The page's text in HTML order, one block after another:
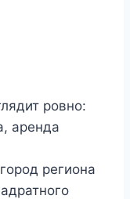
ровно:
аренда
региона